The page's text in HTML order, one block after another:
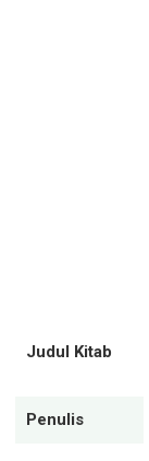
Judul Kitab
Penulis